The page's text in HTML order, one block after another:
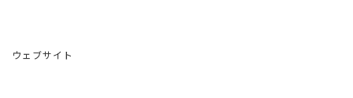
ウェブサイト